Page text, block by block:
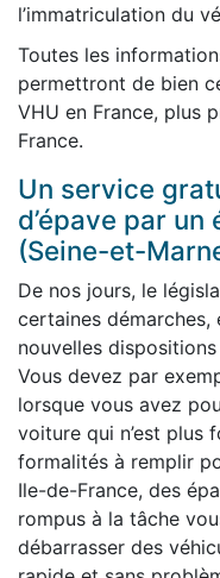
l’immatriculation du
Toutes les
permettront de bien
VHU en France, plus
France.
Un service
d’épave par
(Seine-et-
De nos jours, le
certaines
nouvelles
Vous devez par
lorsque vous avez
voiture qui n’est plus
formalités à remplir
Ile-de-France, des
rompus à la tâche
débarrasser des